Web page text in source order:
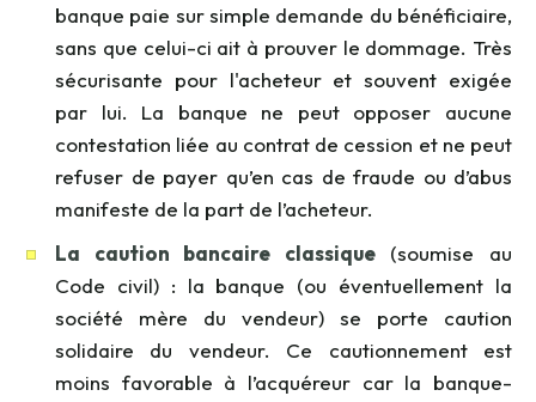
banque paie sur simple demande du bénéficiaire,
sans que celui-ci ait à prouver le dommage. Très
sécurisante pour l'acheteur et souvent exigée
par lui. La banque ne peut opposer aucune
contestation liée au contrat de cession et ne peut
refuser de payer qu’en cas de fraude ou d’abus
manifeste de la part de l’acheteur.
La caution bancaire classique(soumise au
Code civil) : la banque (ou éventuellement la
société mère du vendeur) se porte caution
solidaire du vendeur. Ce cautionnement est
moins favorable à l’acquéreur car la banque-